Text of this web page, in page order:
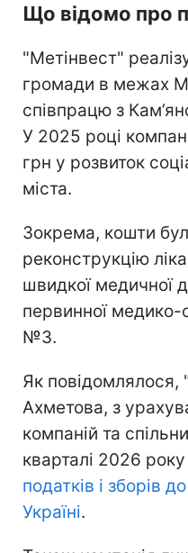
Що відомо про
"Метінвест"
громади в межах
співпрацю з
У 2025 році
грн у розвиток
міста.
Зокрема, кошти
реконструкцію
швидкої медичної
первинної медико-
№3.
Як повідомлялося,
Ахметова, з
компаній та
кварталі 2026
податків і зборів
Україні.